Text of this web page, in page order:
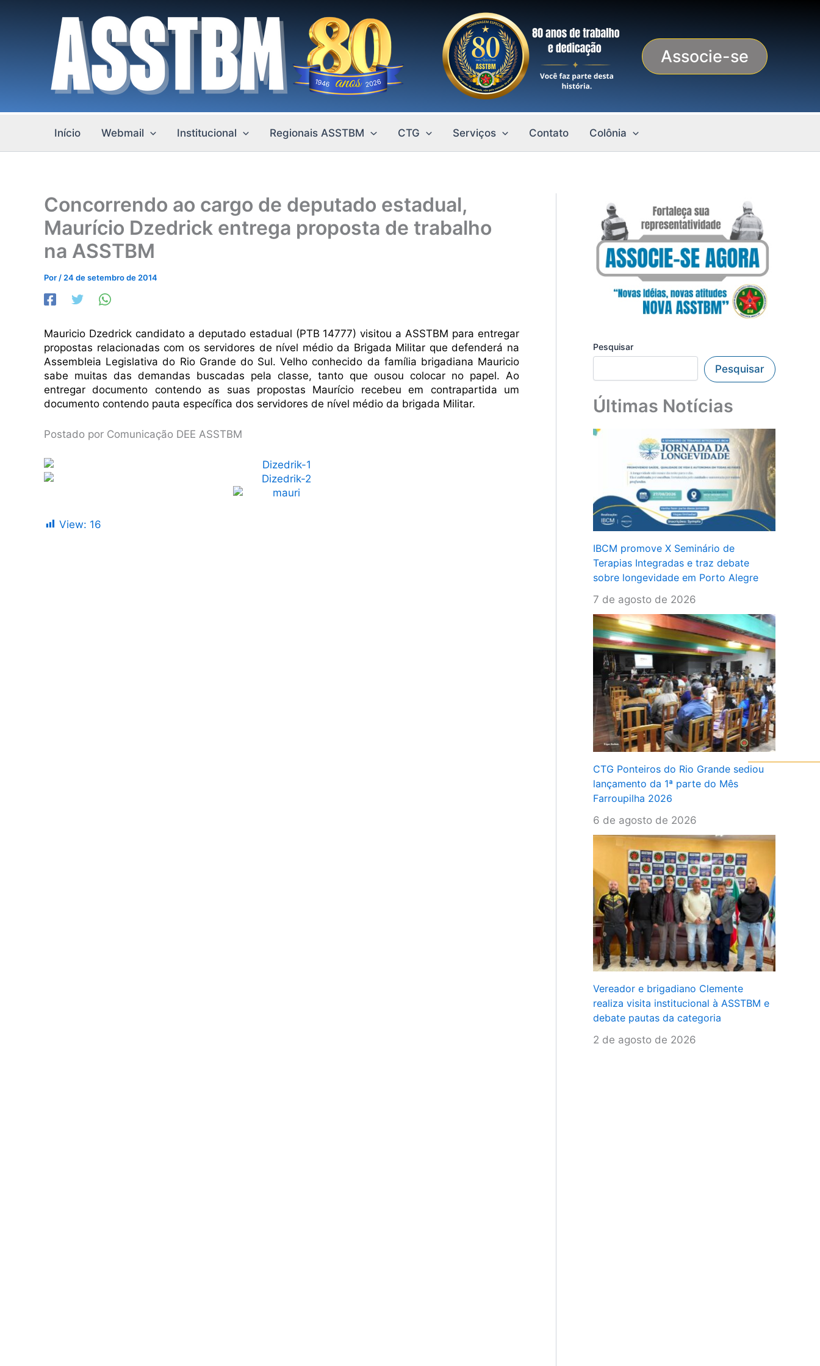
Associe-se
Início Webmail Institucional Regionais ASSTBM CTG Serviços Contato Colônia
Concorrendo ao cargo de deputado estadual,
Maurício Dzedrick entrega proposta de trabalho
na ASSTBM
Por / 24 de setembro de 2014
Mauricio Dzedrick candidato a deputado estadual (PTB 14777) visitou a ASSTBM para entregar
propostas relacionadas com os servidores de nível médio da Brigada Militar que defenderá na
Assembleia Legislativa do Rio Grande do Sul. Velho conhecido da família brigadiana Mauricio
sabe muitas das demandas buscadas pela classe, tanto que ousou colocar no papel. Ao
entregar documento contendo as suas propostas Maurício recebeu em contrapartida um
documento contendo pauta específica dos servidores de nível médio da brigada Militar.
Postado por Comunicação DEE ASSTBM
View: 16
Pesquisar
Pesquisar
Últimas Notícias
IBCM promove X Seminário de
Terapias Integradas e traz debate
sobre longevidade em Porto Alegre
7 de agosto de 2026
CTG Ponteiros do Rio Grande sediou
lançamento da 1ª parte do Mês
Farroupilha 2026
6 de agosto de 2026
Vereador e brigadiano Clemente
realiza visita institucional à ASSTBM e
debate pautas da categoria
2 de agosto de 2026